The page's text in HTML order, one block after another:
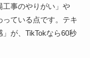
工事のやりがい」や
っている点です。テキ
が、TikTokなら60秒